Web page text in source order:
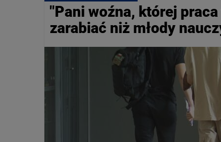
"Pani woźna, której
zarabiać niż młody